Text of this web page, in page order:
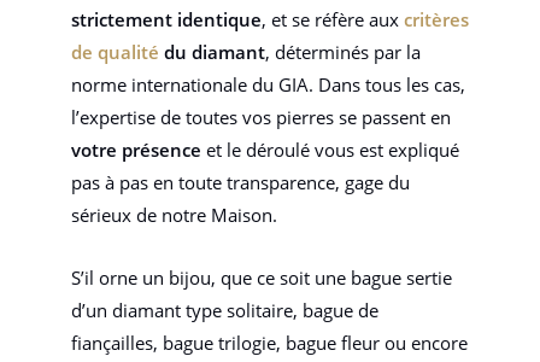
strictement identique, et se réfère aux critères
de qualité du diamant, déterminés par la
norme internationale du GIA. Dans tous les cas,
l’expertise de toutes vos pierres se passent en
votre présence et le déroulé vous est expliqué
pas à pas en toute transparence, gage du
sérieux de notre Maison.
S’il orne un bijou, que ce soit une bague sertie
d’un diamant type solitaire, bague de
fiançailles, bague trilogie, bague fleur ou encore